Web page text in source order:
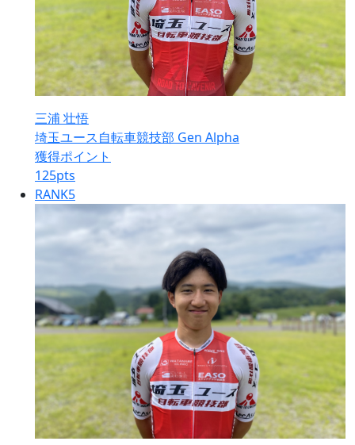
三浦 壮悟
埼玉ユース自転車競技部 Gen Alpha
獲得ポイント
125pts
RANK5